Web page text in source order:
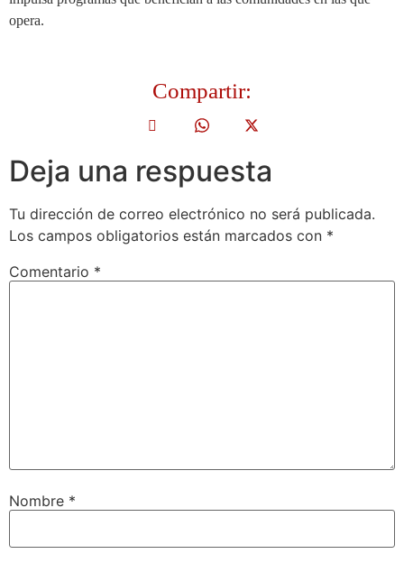
opera.
Compartir:
Deja una respuesta
Tu dirección de correo electrónico no será publicada.
Los campos obligatorios están marcados con *
Comentario *
Nombre *